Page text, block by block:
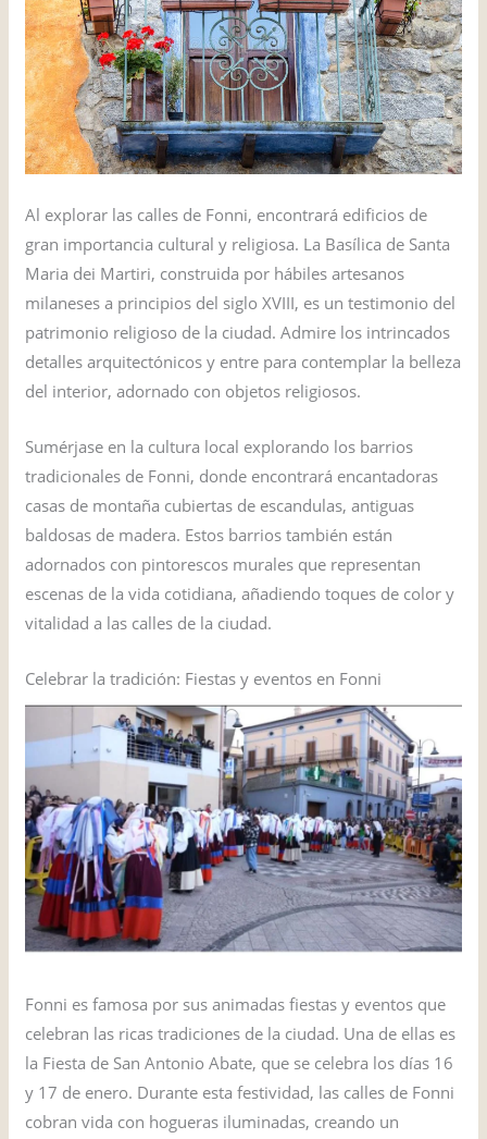
Al explorar las calles de Fonni, encontrará edificios de
gran importancia cultural y religiosa. La Basílica de Santa
Maria dei Martiri, construida por hábiles artesanos
milaneses a principios del siglo XVIII, es un testimonio del
patrimonio religioso de la ciudad. Admire los intrincados
detalles arquitectónicos y entre para contemplar la belleza
del interior, adornado con objetos religiosos.
Sumérjase en la cultura local explorando los barrios
tradicionales de Fonni, donde encontrará encantadoras
casas de montaña cubiertas de escandulas, antiguas
baldosas de madera. Estos barrios también están
adornados con pintorescos murales que representan
escenas de la vida cotidiana, añadiendo toques de color y
vitalidad a las calles de la ciudad.
Celebrar la tradición: Fiestas y eventos en Fonni
Fonni es famosa por sus animadas fiestas y eventos que
celebran las ricas tradiciones de la ciudad. Una de ellas es
la Fiesta de San Antonio Abate, que se celebra los días 16
y 17 de enero. Durante esta festividad, las calles de Fonni
cobran vida con hogueras iluminadas, creando un